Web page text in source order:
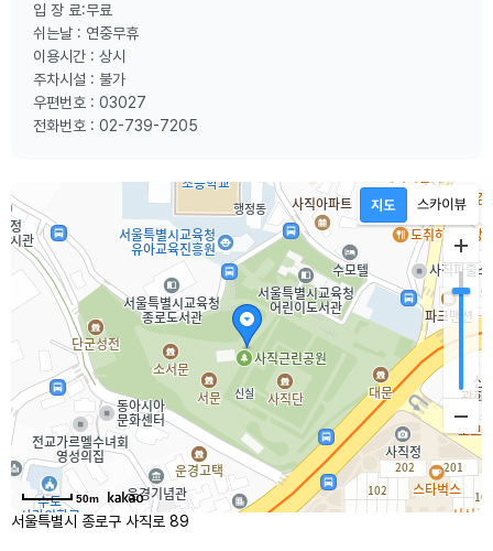
입 장 료:무료
쉬는날 : 연중무휴
이용시간 : 상시
주차시설 : 불가
우편번호 : 03027
전화번호 : 02-739-7205
50m
서울특별시 종로구 사직로 89